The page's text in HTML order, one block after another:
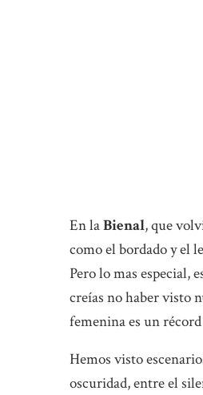
En laBienal, que
como el bordado y el
Pero lo mas especial,
creías no haber visto
femenina es un
Hemos visto
oscuridad, entre el